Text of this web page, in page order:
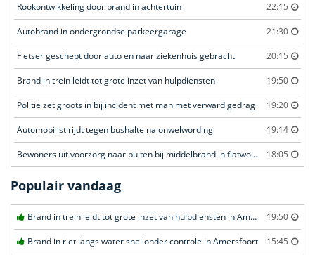
Rookontwikkeling door brand in achtertuin 22:15
Autobrand in ondergrondse parkeergarage 21:30
Fietser geschept door auto en naar ziekenhuis gebracht 20:15
Brand in trein leidt tot grote inzet van hulpdiensten 19:50
Politie zet groots in bij incident met man met verward gedrag 19:20
Automobilist rijdt tegen bushalte na onwelwording 19:14
Bewoners uit voorzorg naar buiten bij middelbrand in flatwoning 18:05
Populair vandaag
Brand in trein leidt tot grote inzet van hulpdiensten in Amersfoort 19:50
Brand in riet langs water snel onder controle in Amersfoort 15:45